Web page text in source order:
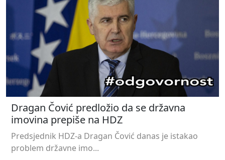
Dragan Čović predložio da se državna
imovina prepiše na HDZ
Predsjednik HDZ-a Dragan Čović danas je istakao
problem državne imo...